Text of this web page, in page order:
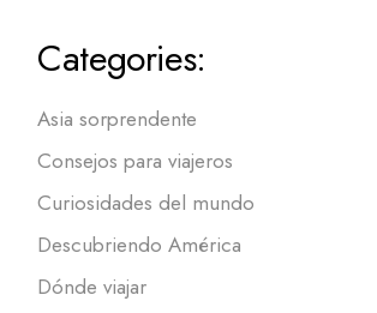
Categories:
Asia sorprendente
Consejos para viajeros
Curiosidades del mundo
Descubriendo América
Dónde viajar